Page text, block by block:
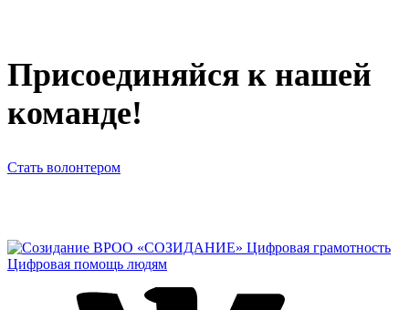
Присоединяйся к нашей
команде!
Стать волонтером
ВРОО «СОЗИДАНИЕ» Цифровая грамотность
Цифровая помощь людям